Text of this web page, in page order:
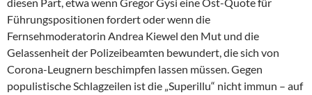
Führungspositionen fordert oder wenn die
Fernsehmoderatorin An­drea Kiewel den Mut und die
Gelassenheit der Polizeibeamten bewundert, die sich von
Corona-Leugnern beschimpfen lassen müssen. Gegen
populistische Schlagzeilen ist die „Superillu“ nicht immun – auf